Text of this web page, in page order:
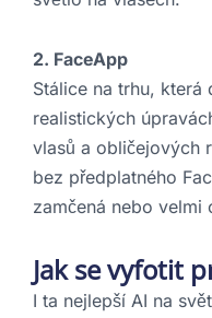
2. FaceApp
Stálice na trhu,
realistických
vlasů a obličejových
bez předplatného
zamčená nebo velmi
Jak se vyfotit
I ta nejlepší AI na